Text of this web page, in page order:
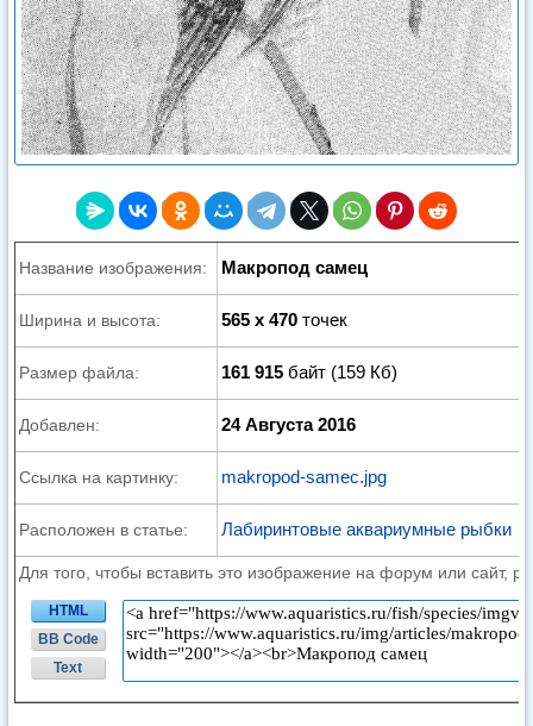
Название изображения: Макропод самец
Ширина и высота: 565 x 470 точек
Размер файла: 161 915 байт (159 Кб)
Добавлен: 24 Августа 2016
Ссылка на картинку: makropod-samec.jpg
Расположен в статье: Лабиринтовые аквариумные рыбки
Для того, чтобы вставить это изображение на форум или сайт,
HTML
BB Code
Text